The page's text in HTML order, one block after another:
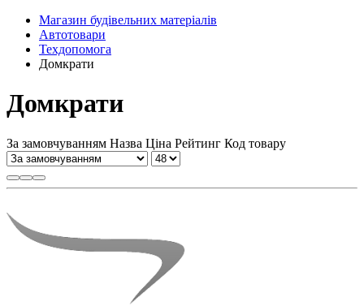
Магазин будівельних матеріалів
Автотовари
Техдопомога
Домкрати
Домкрати
За замовчуванням Назва Ціна Рейтинг Код товару